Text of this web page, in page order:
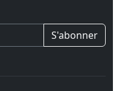
S'abonner